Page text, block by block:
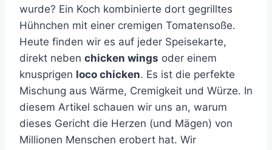
wurde? Ein Koch kombinierte dort gegrilltes
Hühnchen mit einer cremigen Tomatensoße.
Heute finden wir es auf jeder Speisekarte,
direkt neben chicken wings oder einem
knusprigen loco chicken. Es ist die perfekte
Mischung aus Wärme, Cremigkeit und Würze. In
diesem Artikel schauen wir uns an, warum
dieses Gericht die Herzen (und Mägen) von
Millionen Menschen erobert hat. Wir